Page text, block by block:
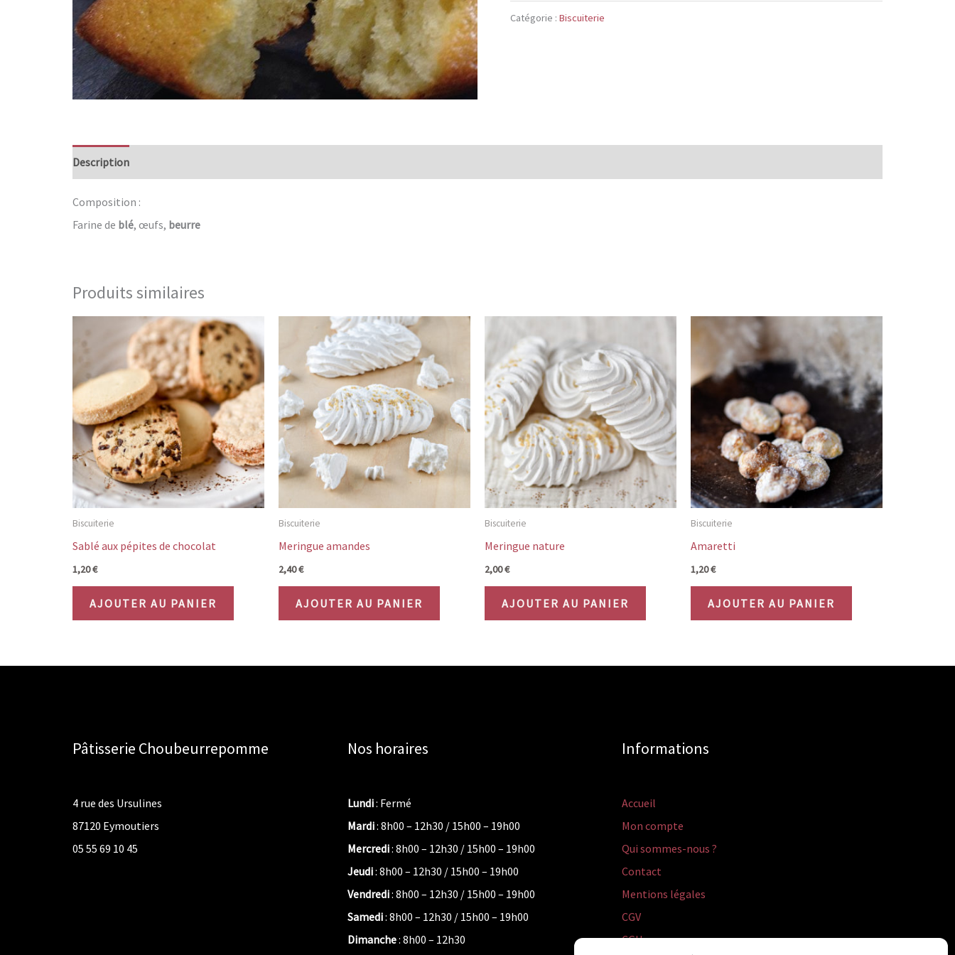
Madeleine
Catégorie : Biscuiterie
Description
Composition :
Farine de blé, œufs, beurre
Produits similaires
Biscuiterie
Sablé aux pépites de chocolat
1,20€
AJOUTER AU PANIER
Biscuiterie
Meringue amandes
2,40€
AJOUTER AU PANIER
Biscuiterie
Meringue nature
2,00€
AJOUTER AU PANIER
Biscuiterie
Amaretti
1,20€
AJOUTER AU PANIER
Pâtisserie Choubeurrepomme
4 rue des Ursulines
87120 Eymoutiers
05 55 69 10 45
Nos horaires
Lundi: Fermé
Mardi: 8h00 – 12h30 / 15h00 – 19h00
Mercredi: 8h00 – 12h30 / 15h00 – 19h00
Jeudi: 8h00 – 12h30 / 15h00 – 19h00
Vendredi: 8h00 – 12h30 / 15h00 – 19h00
Samedi: 8h00 – 12h30 / 15h00 – 19h00
Dimanche: 8h00 – 12h30
Informations
Accueil
Mon compte
Qui sommes-nous ?
Contact
Mentions légales
CGV
CGU